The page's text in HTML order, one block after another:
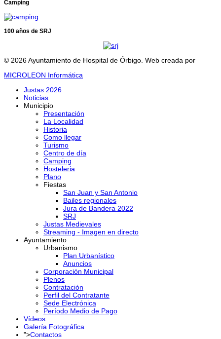
Camping
100 años de SRJ
© 2026 Ayuntamiento de Hospital de Órbigo. Web creada por
MICROLEON Informática
Justas 2026
Noticias
Municipio
Presentación
La Localidad
Historia
Como llegar
Turismo
Centro de día
Camping
Hosteleria
Plano
Fiestas
San Juan y San Antonio
Bailes regionales
Jura de Bandera 2022
SRJ
Justas Medievales
Streaming - Imagen en directo
Ayuntamiento
Urbanismo
Plan Urbanístico
Anuncios
Corporación Municipal
Plenos
Contratación
Perfil del Contratante
Sede Electrónica
Período Medio de Pago
Vídeos
Galería Fotográfica
">Contactos